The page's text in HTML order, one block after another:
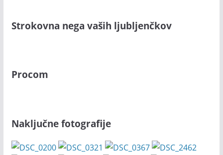
Strokovna nega vaših ljubljenčkov
Procom
Naključne fotografije